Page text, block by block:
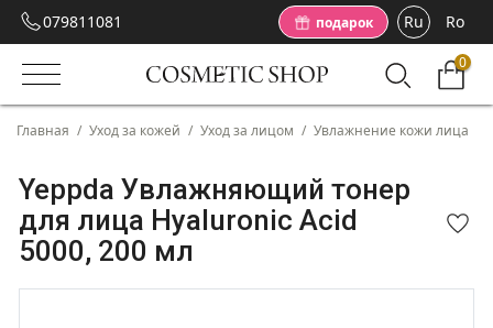
079811081 подарок Ru Ro
0
Главная / Уход за кожей / Уход за лицом / Увлажнение кожи лица
Yeppda Увлажняющий тонер
для лица Hyaluronic Acid
5000, 200 мл